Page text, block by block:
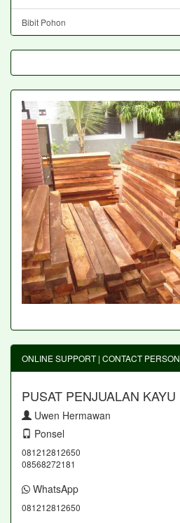
Bibit Pohon
ONLINE SUPPORT | CONTACT PERSON
PUSAT PENJUALAN
Uwen Hermawan
Ponsel
081212812650
08568272181
WhatsApp
081212812650